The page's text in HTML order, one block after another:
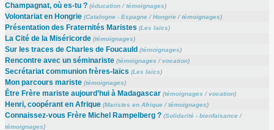
Champagnat, où es-tu ? (éducation/témoignages)
Volontariat en Hongrie (Catalogne - Espagne/Hongrie/témoignages)
Présentation des Fraternités Maristes (Les laïcs)
La Cité de la Miséricorde (témoignages)
Sur les traces de Charles de Foucauld (témoignages)
Rencontre avec un séminariste (témoignages /vocation)
Secrétariat communion frères-laïcs (Les laïcs)
Mon parcours mariste (témoignages)
Être Frère mariste aujourd’hui à Madagascar (témoignages /vocation)
Henri, coopérant en Afrique (Maristes en Afrique/témoignages)
Connaissez-vous Frère Michel Rampelberg ? (Solidarité - bienfaisance/
témoignages)